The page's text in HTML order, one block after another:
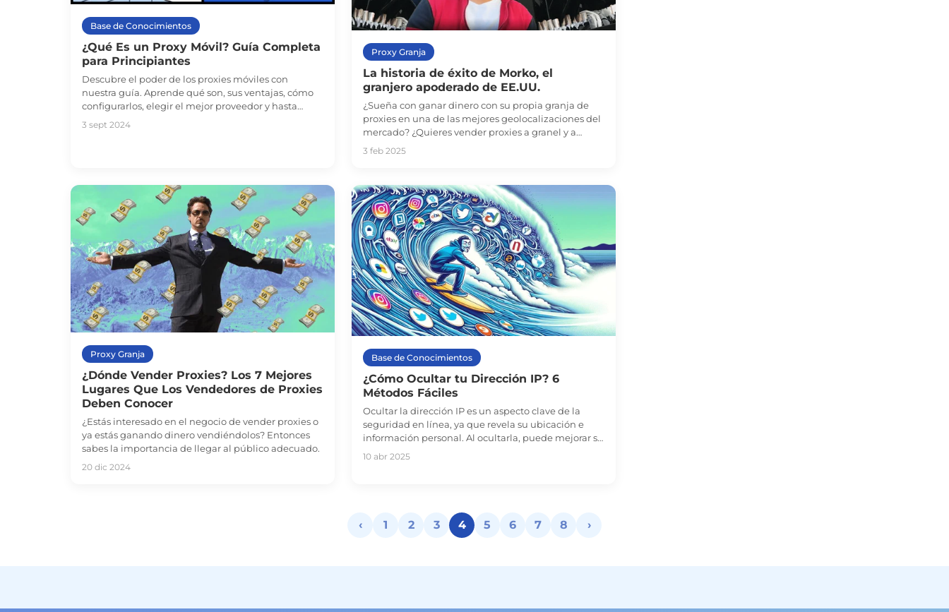
Base de Conocimientos
¿Qué Es un Proxy Móvil? Guía Completa
para Principiantes
Descubre el poder de los proxies móviles con
nuestra guía. Aprende qué son, sus ventajas, cómo
configurarlos, elegir el mejor proveedor y hasta
cómo ganar dinero con ellos. ¡Sumérgete ahora!
3 sept 2024
Proxy Granja
La historia de éxito de Morko, el
granjero apoderado de EE.UU.
¿Sueña con ganar dinero con su propia granja de
proxies en una de las mejores geolocalizaciones del
mercado? ¿Quieres vender proxies a granel y a
clientes habituales a un precio superior al del
experiencia: lea este artículo o vea la entrevista
completa en nuestro canal de YouTube.
3 feb 2025
Proxy Granja
¿Dónde Vender Proxies? Los 7 Mejores
Lugares Que Los Vendedores de Proxies
Deben Conocer
¿Estás interesado en el negocio de vender proxies o
ya estás ganando dinero vendiéndolos? Entonces
sabes la importancia de llegar al público adecuado.
20 dic 2024
Base de Conocimientos
¿Cómo Ocultar tu Dirección IP? 6
Métodos Fáciles
Ocultar la dirección IP es un aspecto clave de la
seguridad en línea, ya que revela su ubicación e
información personal. Al ocultarla, puede mejorar su
seguridad y privacidad en línea, dificultando que
10 abr 2025
‹ 1 2 3 4 5 6 7 8 ›